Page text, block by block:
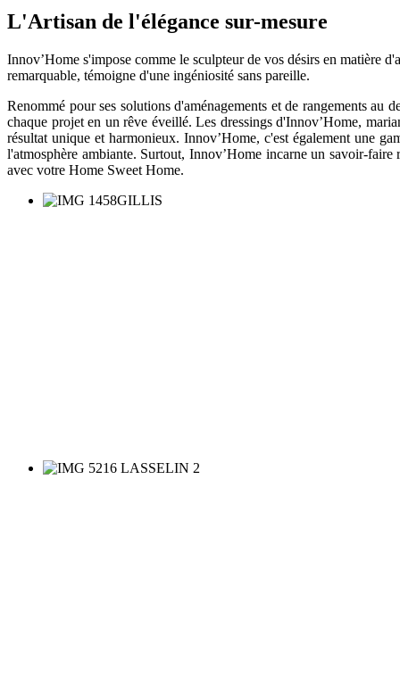
L'Artisan de l'élégance sur-mesure
Innov’Home s'impose comme le sculpteur de vos désirs en matière
remarquable, témoigne d'une ingéniosité sans pareille.
Renommé pour ses solutions d'aménagements et de rangements
chaque projet en un rêve éveillé. Les dressings d'Innov’Home,
résultat unique et harmonieux. Innov’Home, c'est également une
l'atmosphère ambiante. Surtout, Innov’Home incarne un savoir-
avec votre Home Sweet Home.